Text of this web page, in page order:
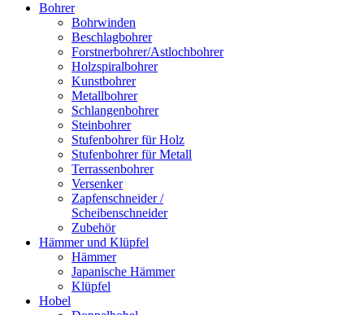
Bohrer
Bohrwinden
Beschlagbohrer
Forstnerbohrer/Astlochbohrer
Holzspiralbohrer
Kunstbohrer
Metallbohrer
Schlangenbohrer
Steinbohrer
Stufenbohrer für Holz
Stufenbohrer für Metall
Terrassenbohrer
Versenker
Zapfenschneider /
Scheibenschneider
Zubehör
Hämmer und Klüpfel
Hämmer
Japanische Hämmer
Klüpfel
Hobel